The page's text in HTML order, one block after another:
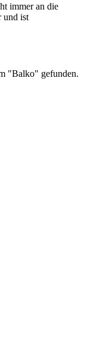
immer an die
und ist
"Balko" gefunden.